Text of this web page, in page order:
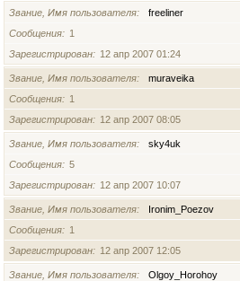
Звание, Имя пользователя
freeliner
Сообщения
1
Зарегистрирован
12 апр 2007 01:24
Звание, Имя пользователя
muraveika
Сообщения
1
Зарегистрирован
12 апр 2007 08:05
Звание, Имя пользователя
sky4uk
Сообщения
5
Зарегистрирован
12 апр 2007 10:07
Звание, Имя пользователя
Ironim_Poezov
Сообщения
1
Зарегистрирован
12 апр 2007 12:05
Звание, Имя пользователя
Olgoy_Horohoy